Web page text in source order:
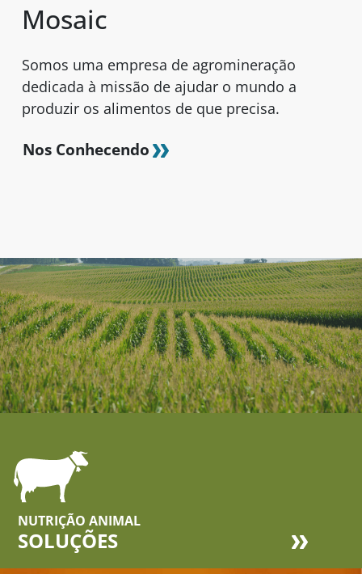
Mosaic
Somos uma empresa de agromineração
dedicada à missão de ajudar o mundo a
produzir os alimentos de que precisa.
Nos Conhecendo
NUTRIÇÃO ANIMAL
SOLUÇÕES